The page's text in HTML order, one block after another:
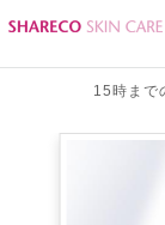
15時まで